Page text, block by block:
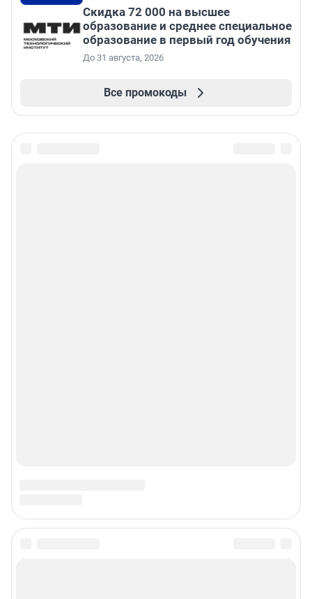
Скидка 72 000 на высшее
образование и среднее специальное
образование в первый год обучения
До 31 августа, 2026
Все промокоды